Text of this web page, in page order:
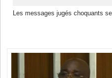
Les messages jugés choquants